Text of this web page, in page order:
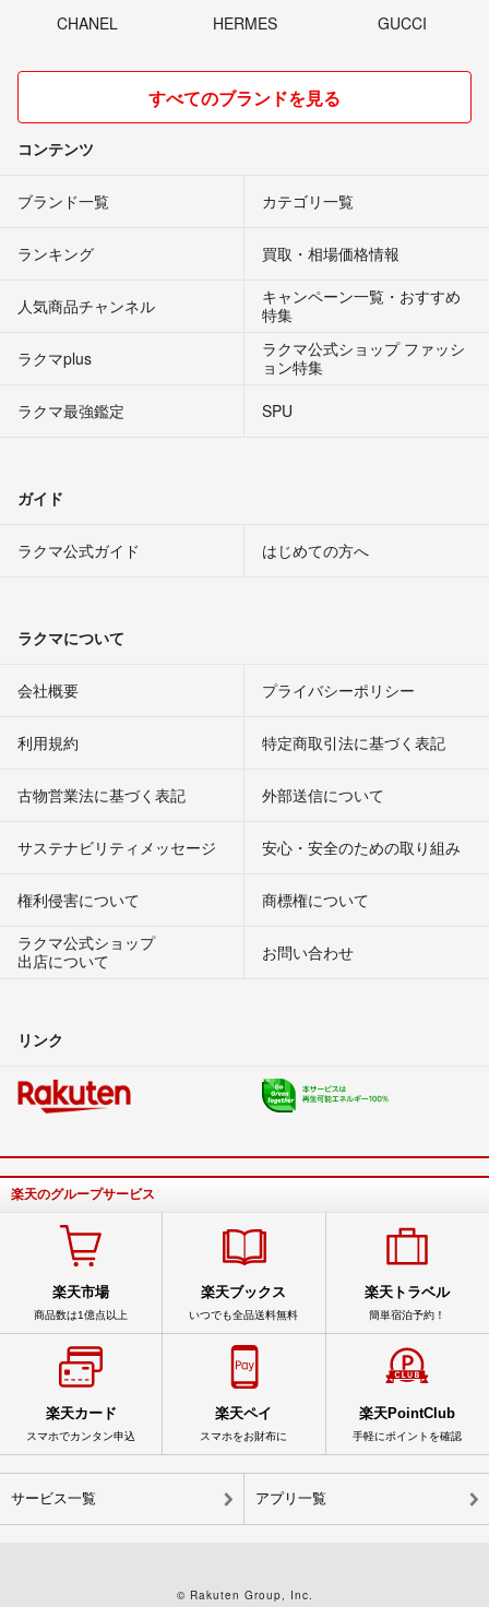
CHANEL HERMES GUCCI
すべてのブランドを見る
コンテンツ
ブランド一覧 カテゴリ一覧
ランキング 買取・相場価格情報
人気商品チャンネル
キャンペーン一覧・おすすめ
特集
ラクマplus
ラクマ公式ショップ ファッシ
ョン特集
ラクマ最強鑑定
SPU
ガイド
ラクマ公式ガイド はじめての方へ
ラクマについて
会社概要 プライバシーポリシー
利用規約 特定商取引法に基づく表記
古物営業法に基づく表記 外部送信について
サステナビリティメッセージ 安心・安全のための取り組み
権利侵害について
商標権について
ラクマ公式ショップ
出店について
お問い合わせ
リンク
楽天のグループサービス
楽天市場
商品数は1億点以上
楽天ブックス
いつでも全品送料無料
楽天トラベル
簡単宿泊予約！
楽天カード
スマホでカンタン申込
楽天ペイ
スマホをお財布に
楽天PointClub
手軽にポイントを確認
サービス一覧 アプリ一覧
© Rakuten Group, Inc.